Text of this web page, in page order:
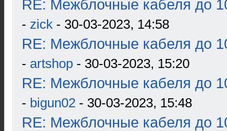
RE: Межблочные кабеля до
- zick - 30-03-2023, 14:58
RE: Межблочные кабеля до
- artshop - 30-03-2023, 15:20
RE: Межблочные кабеля до
- bigun02 - 30-03-2023, 15:48
RE: Межблочные кабеля до